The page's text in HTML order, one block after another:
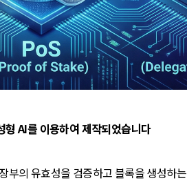
형 AI를 이용하여 제작되었습니다
의 유효성을 검증하고 블록을 생성하